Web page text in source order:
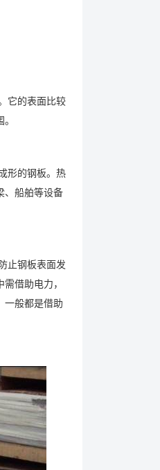
它的表面比较
形的钢板。热
、船舶等设备
止钢板表面发
借助电力，
一般都是借助